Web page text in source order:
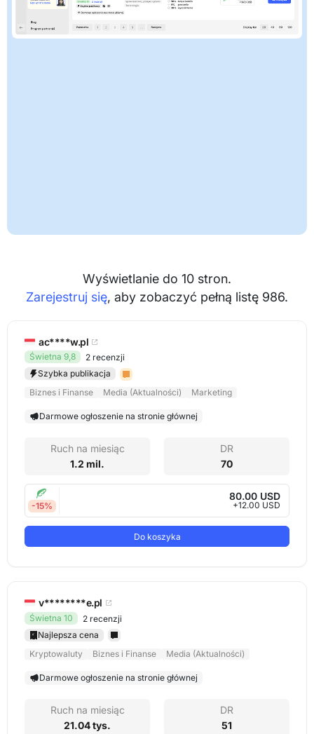
Wyświetlanie do 10 stron.
Zarejestruj się, aby zobaczyć pełną listę 986.
ac****w.pl
Świetna 9,8
2 recenzji
Szybka publikacja
Biznes i Finanse
Media (Aktualności) Marketing
Darmowe ogłoszenie na stronie głównej
Ruch na miesiąc
1.2 mil.
DR
70
-15%
80.00 USD
+12.00 USD
Do koszyka
v********e.pl
Świetna 10
2 recenzji
Najlepsza cena
Kryptowaluty
Biznes i Finanse Media (Aktualności)
Darmowe ogłoszenie na stronie głównej
Ruch na miesiąc
21.04 tys.
DR
51